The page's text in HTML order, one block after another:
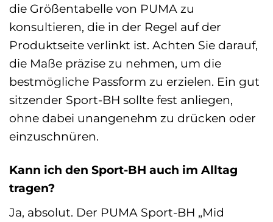
die Größentabelle von PUMA zu
konsultieren, die in der Regel auf der
Produktseite verlinkt ist. Achten Sie darauf,
die Maße präzise zu nehmen, um die
bestmögliche Passform zu erzielen. Ein gut
sitzender Sport-BH sollte fest anliegen,
ohne dabei unangenehm zu drücken oder
einzuschnüren.
Kann ich den Sport-BH auch im Alltag
tragen?
Ja, absolut. Der PUMA Sport-BH „Mid